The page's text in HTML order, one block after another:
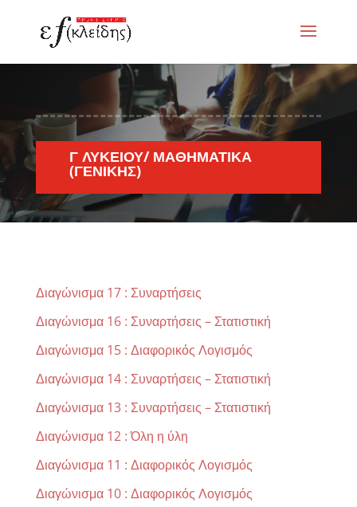
Γ ΛΥΚΕΊΟΥ/ ΜΑΘΗΜΑΤΙΚΆ
(ΓΕΝΙΚΉΣ)
Διαγώνισμα 17 : Συναρτήσεις
Διαγώνισμα 16 : Συναρτήσεις – Στατιστική
Διαγώνισμα 15 : Διαφορικός Λογισμός
Διαγώνισμα 14 : Συναρτήσεις – Στατιστική
Διαγώνισμα 13 : Συναρτήσεις – Στατιστική
Διαγώνισμα 12 : Όλη η ύλη
Διαγώνισμα 11 : Διαφορικός Λογισμός
Διαγώνισμα 10 : Διαφορικός Λογισμός